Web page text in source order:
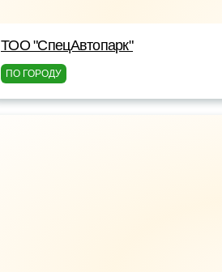
ТОО "СпецАвтопарк"
ПО ГОРОДУ